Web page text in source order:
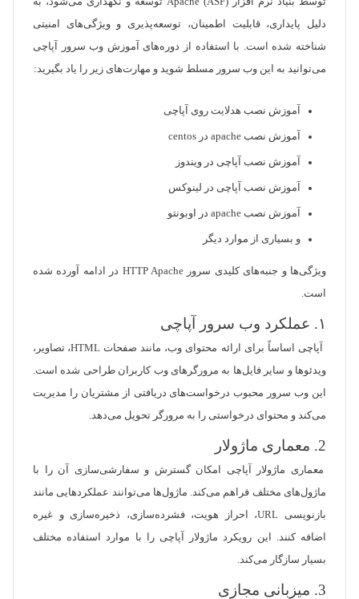
دلیل پایداری، قابلیت اطمینان، توسعه‌پذیری و ویژگی‌های امنیتی
شناخته شده است. با استفاده از دوره‌های آموزش وب سرور آپاچی
می‌توانید به این وب سرور مسلط شوید و مهارت‌های زیر را یاد بگیرید:
آموزش نصب هدلایت روی آپاچی
آموزش نصب apache در centos
آموزش نصب آپاچی در ویندوز
آموزش نصب آپاچی در لینوکس
آموزش نصب apache در اوبونتو
و بسیاری از موارد دیگر
ویژگی‌ها و جنبه‌های کلیدی سرور HTTP Apache در ادامه آورده شده
است.
١. عملکرد وب سرور آپاچی
آپاچی اساساً برای ارائه محتوای وب، مانند صفحات HTML، تصاویر،
ویدئوها و سایر فایل‌ها به مرورگرهای وب کاربران طراحی شده است.
این وب سرور محبوب درخواست‌های دریافتی از مشتریان را مدیریت
می‌کند و محتوای درخواستی را به مرورگر تحویل می‌دهد.
2. معماری ماژولار
معماری ماژولار آپاچی امکان گسترش و سفارشی‌سازی آن را با
ماژول‌های مختلف فراهم می‌کند. ماژول‌ها می‌توانند عملکردهایی مانند
بازنویسی URL، احراز هویت، فشرده‌سازی، ذخیره‌سازی و غیره
اضافه کنند. این رویکرد ماژولار آپاچی را با موارد استفاده مختلف
بسیار سازگار می‌کند.
3. میزبانی مجازی